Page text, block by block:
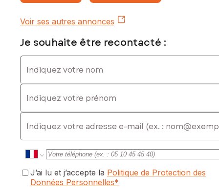
Contactez votre conseiller SAFTI : Hélène CUMANT, Tél. :
commercial immatriculé au RSAC de LISIEUX sous le numéro
Voir ses autres annonces
Je souhaite être recontacté :
Indiquez votre nom
Indiquez votre prénom
E-mail
J’ai lu et j’accepte la Politique de Protection des
Données Personnelles*